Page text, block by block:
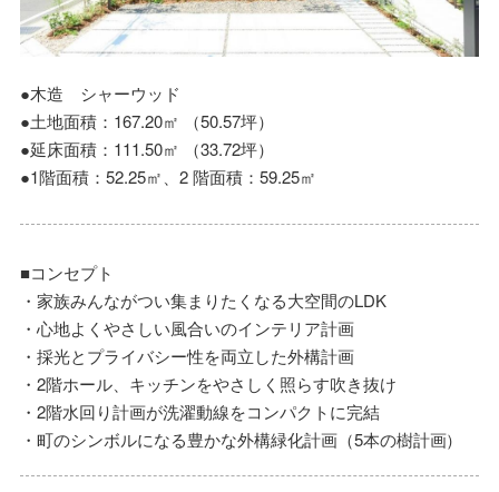
●木造 シャーウッド
●土地面積：167.20㎡ （50.57坪）
●延床面積：111.50㎡ （33.72坪）
●1階面積：52.25㎡、2 階面積：59.25㎡
■コンセプト
・家族みんながつい集まりたくなる大空間のLDK
・心地よくやさしい風合いのインテリア計画
・採光とプライバシー性を両立した外構計画
・2階ホール、キッチンをやさしく照らす吹き抜け
・2階水回り計画が洗濯動線をコンパクトに完結
・町のシンボルになる豊かな外構緑化計画（5本の樹計画）